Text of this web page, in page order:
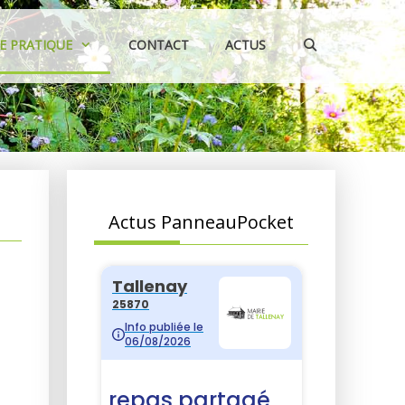
PRATIQUE CONTACT ACTUS
Actus PanneauPocket